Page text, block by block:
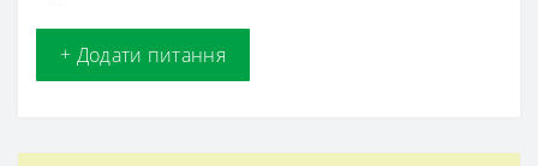
+ Додати питання